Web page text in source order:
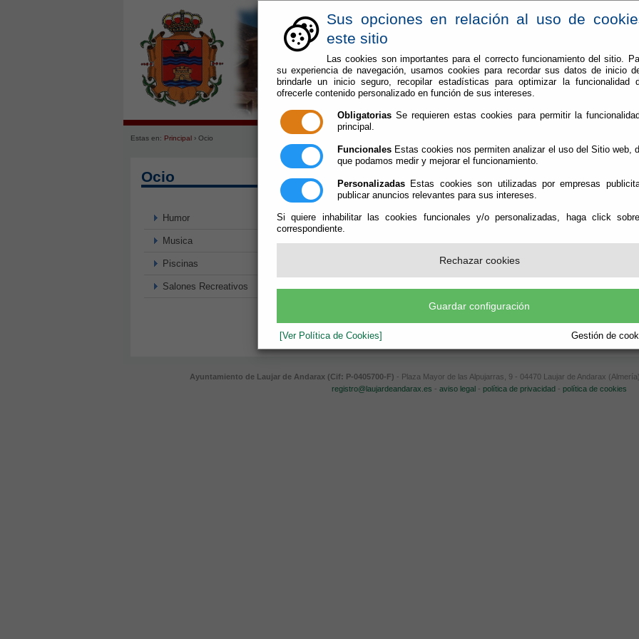
Sus opciones en relación al uso de
este sitio
Las cookies son importantes para el correcto funcionamiento del sitio.
su experiencia de navegación, usamos cookies para recordar sus datos de inicio
brindarle un inicio seguro, recopilar estadísticas para optimizar la funcionalidad
ofrecerle contenido personalizado en función de sus intereses.
Obligatorias Se requieren estas cookies para permitir la
principal.
Funcionales Estas cookies nos permiten analizar el uso del Sitio web,
que podamos medir y mejorar el funcionamiento.
Personalizadas Estas cookies son utilizadas por empresas
publicar anuncios relevantes para sus intereses.
Si quiere inhabilitar las cookies funcionales y/o personalizadas, haga click
correspondiente.
Rechazar cookies
Guardar configuración
[Ver Política de Cookies] Gestión de
Ayuntamiento
Estas en: Principal› Ocio
Ocio
Humor
Musica
Piscinas
Salones Recreativos
Ayuntamiento de Laujar de Andarax (Cif: P-0405700-F) - Plaza Mayor de las Alpujarras, 9 - 04470 Laujar de Andarax
registro@laujardeandarax.es - aviso legal - política de privacidad - política de cookies